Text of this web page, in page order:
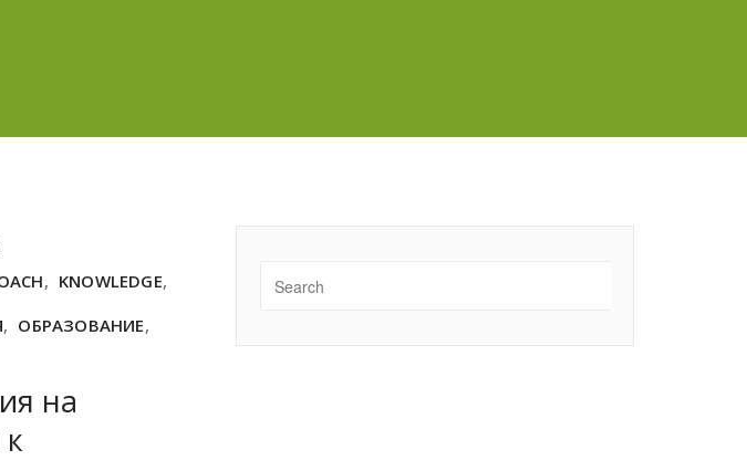
, KNOWLEDGE,
, ОБРАЗОВАНИЕ,
на